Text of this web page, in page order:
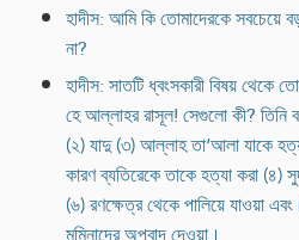
হাদীস: আমি কি তোমাদেরকে সবচেয়ে
না?
হাদীস: সাতটি ধ্বংসকারী বিষয় থেকে
হে আল্লাহর রাসূল! সেগুলো কী? তিনি
(২) যাদু (৩) আল্লাহ তা‘আলা যাকে
কারণ ব্যতিরেকে তাকে হত্যা করা (৪)
(৬) রণক্ষেত্র থেকে পালিয়ে যাওয়া